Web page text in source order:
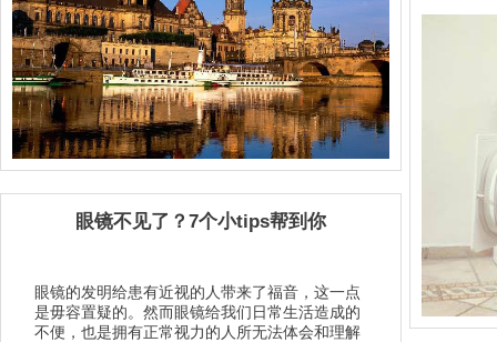
眼镜不见了？7个小tips帮到你
眼镜的发明给患有近视的人带来了福音，这一点
是毋容置疑的。然而眼镜给我们日常生活造成的
不便，也是拥有正常视力的人所无法体会和理解